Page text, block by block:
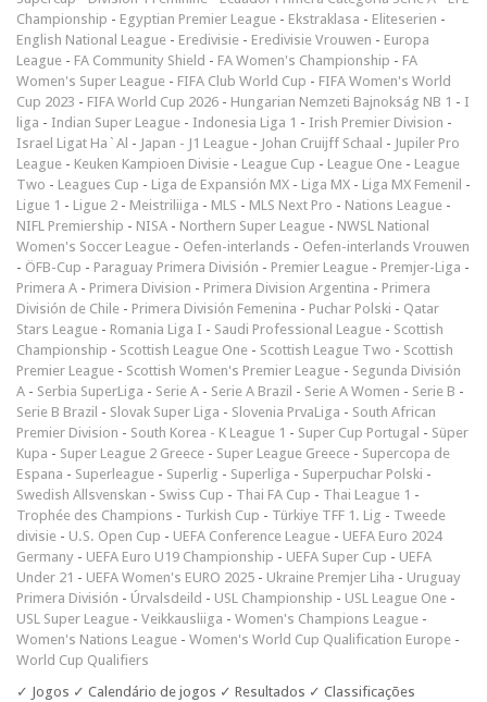
Championship - Egyptian Premier League - Ekstraklasa - Eliteserien -
English National League - Eredivisie - Eredivisie Vrouwen - Europa
League - FA Community Shield - FA Women's Championship - FA
Women's Super League - FIFA Club World Cup - FIFA Women's World
Cup 2023 - FIFA World Cup 2026 - Hungarian Nemzeti Bajnokság NB 1 - I
liga - Indian Super League - Indonesia Liga 1 - Irish Premier Division -
Israel Ligat Ha`Al - Japan - J1 League - Johan Cruijff Schaal - Jupiler Pro
League - Keuken Kampioen Divisie - League Cup - League One - League
Two - Leagues Cup - Liga de Expansión MX - Liga MX - Liga MX Femenil -
Ligue 1 - Ligue 2 - Meistriliiga - MLS - MLS Next Pro - Nations League -
NIFL Premiership - NISA - Northern Super League - NWSL National
Women's Soccer League - Oefen-interlands - Oefen-interlands Vrouwen
- ÖFB-Cup - Paraguay Primera División - Premier League - Premjer-Liga -
Primera A - Primera Division - Primera Division Argentina - Primera
División de Chile - Primera División Femenina - Puchar Polski - Qatar
Stars League - Romania Liga I - Saudi Professional League - Scottish
Championship - Scottish League One - Scottish League Two - Scottish
Premier League - Scottish Women's Premier League - Segunda División
A - Serbia SuperLiga - Serie A - Serie A Brazil - Serie A Women - Serie B -
Serie B Brazil - Slovak Super Liga - Slovenia PrvaLiga - South African
Premier Division - South Korea - K League 1 - Super Cup Portugal - Süper
Kupa - Super League 2 Greece - Super League Greece - Supercopa de
Espana - Superleague - Superlig - Superliga - Superpuchar Polski -
Swedish Allsvenskan - Swiss Cup - Thai FA Cup - Thai League 1 -
Trophée des Champions - Turkish Cup - Türkiye TFF 1. Lig - Tweede
divisie - U.S. Open Cup - UEFA Conference League - UEFA Euro 2024
Germany - UEFA Euro U19 Championship - UEFA Super Cup - UEFA
Under 21 - UEFA Women's EURO 2025 - Ukraine Premjer Liha - Uruguay
Primera División - Úrvalsdeild - USL Championship - USL League One -
USL Super League - Veikkausliiga - Women's Champions League -
Women's Nations League - Women's World Cup Qualification Europe -
World Cup Qualifiers
✓ Jogos ✓ Calendário de jogos ✓ Resultados ✓ Classificações